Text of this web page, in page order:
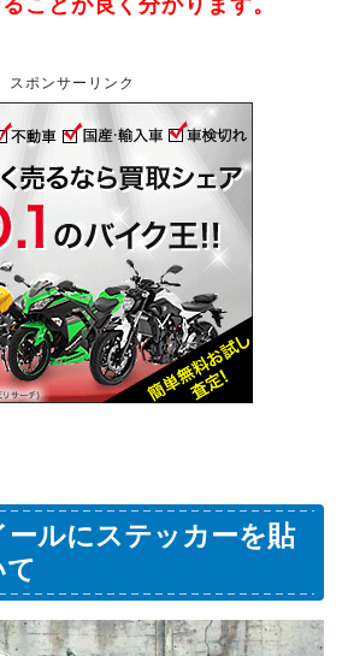
スポンサーリンク
ルにステッカーを貼
て